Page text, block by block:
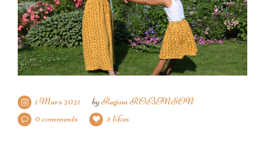
1 Mars 2021 byRegina ROBINSON
0 comments
3 likes